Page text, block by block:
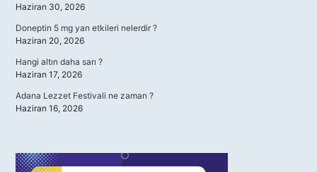
Haziran 30, 2026
Doneptin 5 mg yan etkileri nelerdir ?
Haziran 20, 2026
Hangi altın daha sarı ?
Haziran 17, 2026
Adana Lezzet Festivali ne zaman ?
Haziran 16, 2026